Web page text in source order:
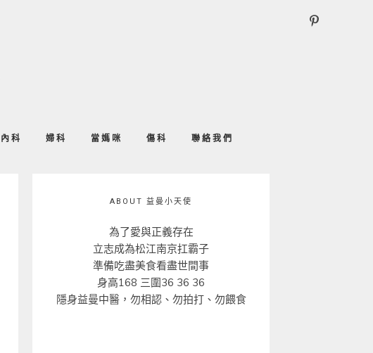
內科 婦科 當媽咪 傷科 聯絡我們
ABOUT 益曼小天使
為了愛與正義存在
立志成為松江南京扛霸子
準備吃盡美食看盡世間事
身高168 三圍36 36 36
隱身益曼中醫，勿相認、勿拍打、勿餵食